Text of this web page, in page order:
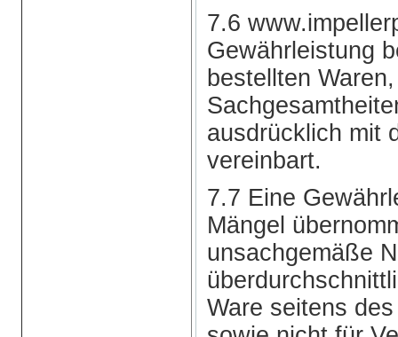
7.6
Gewährleistung
bestellten
ausdrücklich mit
vereinbart.
7.7 Eine
Mängel
unsachgemäße
Ware seitens